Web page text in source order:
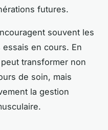
futures.
souvent les
essais en cours. En
transformer non
de soin, mais
la gestion